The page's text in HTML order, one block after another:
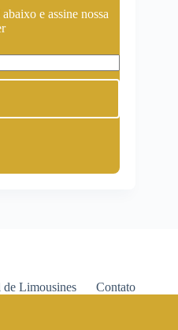
e assine nossa
Limousines Contato